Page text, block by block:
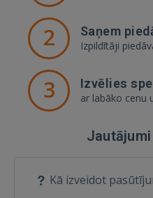
2 Saņem
Izpildītāji
3 Izvēlies
ar labāko cenu
Kā izveidot